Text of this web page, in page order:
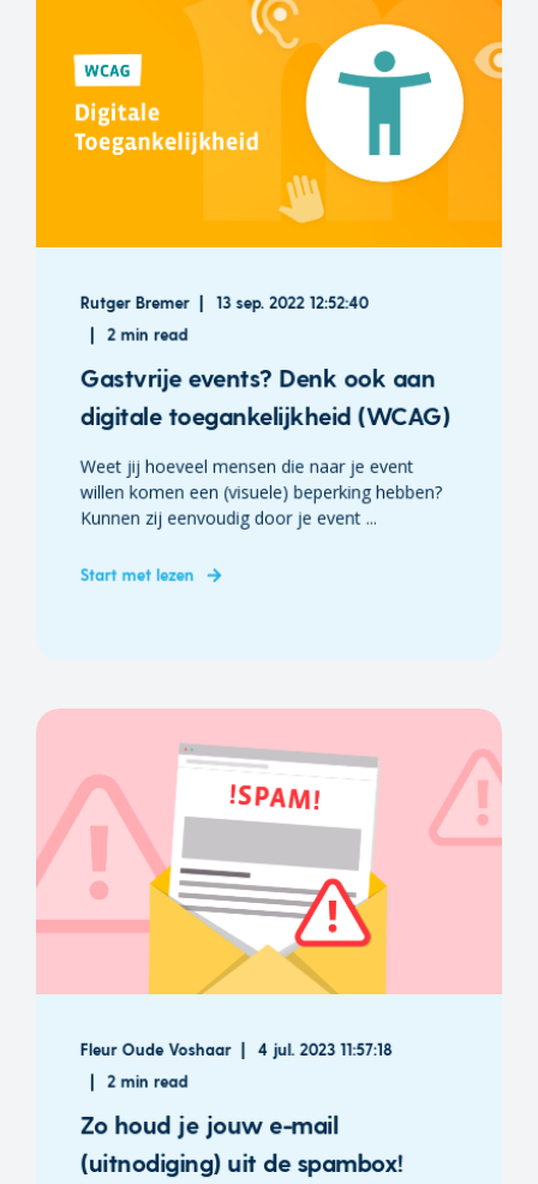
Rutger Bremer
13 sep. 2022 12:52:40
2 min read
Gastvrije events? Denk ook aan
digitale toegankelijkheid (WCAG)
Weet jij hoeveel mensen die naar je event
willen komen een (visuele) beperking hebben?
Kunnen zij eenvoudig door je event ...
Start met lezen
Fleur Oude Voshaar
4 jul. 2023 11:57:18
2 min read
Zo houd je jouw e-mail
(uitnodiging) uit de spambox!